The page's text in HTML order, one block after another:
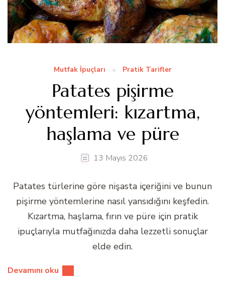
Mutfak İpuçları Pratik Tarifler
Patates pişirme
yöntemleri: kızartma,
haşlama ve püre
13 Mayıs 2026
Patates türlerine göre nişasta içeriğini ve bunun
pişirme yöntemlerine nasıl yansıdığını keşfedin.
Kızartma, haşlama, fırın ve püre için pratik
ipuçlarıyla mutfağınızda daha lezzetli sonuçlar
elde edin.
Devamını oku